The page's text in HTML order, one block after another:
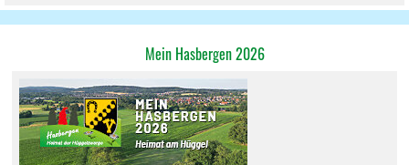
Mein Hasbergen 2026